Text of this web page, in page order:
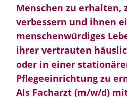
Menschen zu erhalten,
verbessern und ihnen
menschenwürdiges
ihrer vertrauten
oder in einer
Pflegeeinrichtung zu
Als Facharzt (m/w/d)